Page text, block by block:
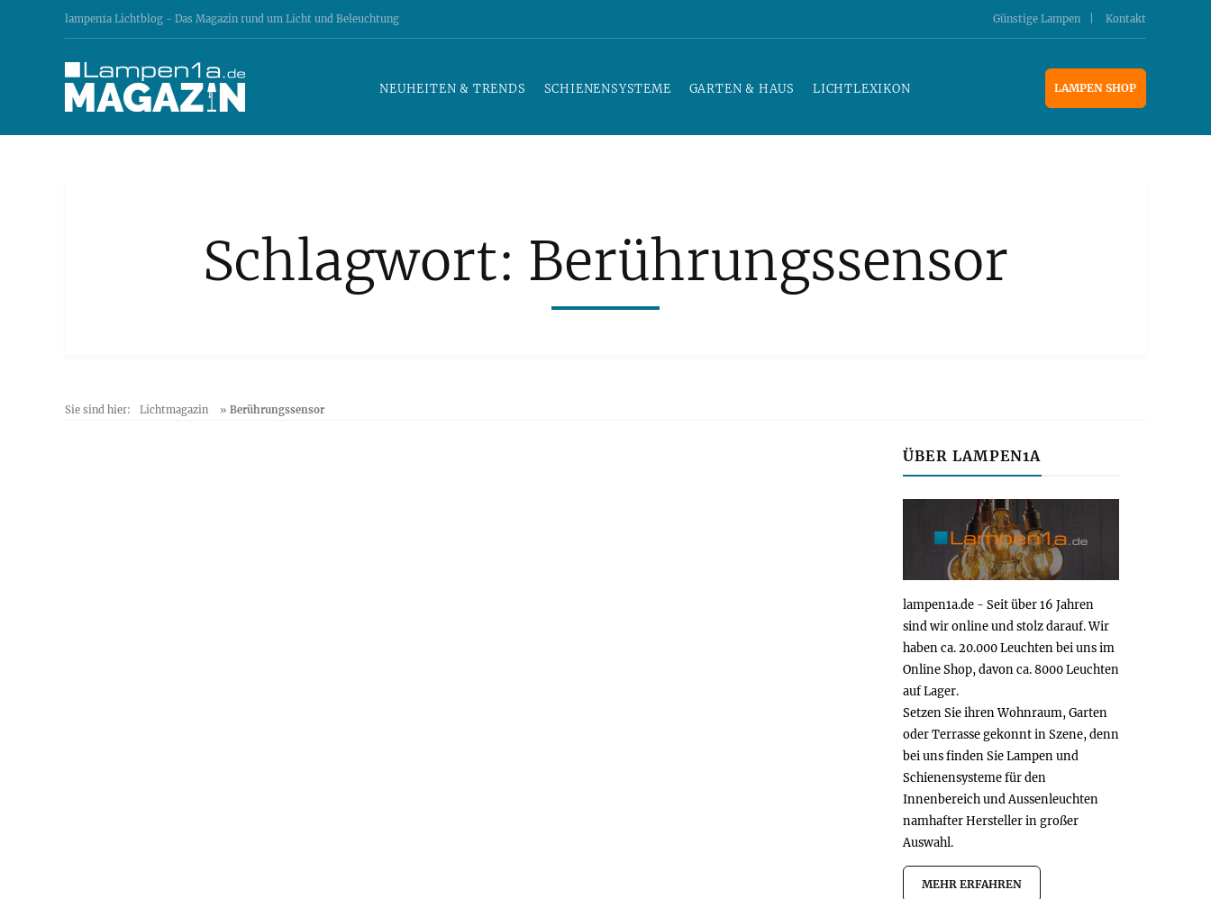
lampen1a Lichtblog - Das Magazin rund um Licht und Beleuchtung Günstige Lampen Kontakt
NEUHEITEN & TRENDS SCHIENENSYSTEME GARTEN & HAUS LICHTLEXIKON LAMPEN SHOP
Schlagwort: Berührungssensor
Sie sind hier: Lichtmagazin » Berührungssensor
ÜBER LAMPEN1A
lampen1a.de - Seit über 16 Jahren
sind wir online und stolz darauf. Wir
haben ca. 20.000 Leuchten bei uns im
Online Shop, davon ca. 8000 Leuchten
auf Lager.
Setzen Sie ihren Wohnraum, Garten
oder Terrasse gekonnt in Szene, denn
bei uns finden Sie Lampen und
Schienensysteme für den
Innenbereich und Aussenleuchten
namhafter Hersteller in großer
Auswahl.
MEHR ERFAHREN